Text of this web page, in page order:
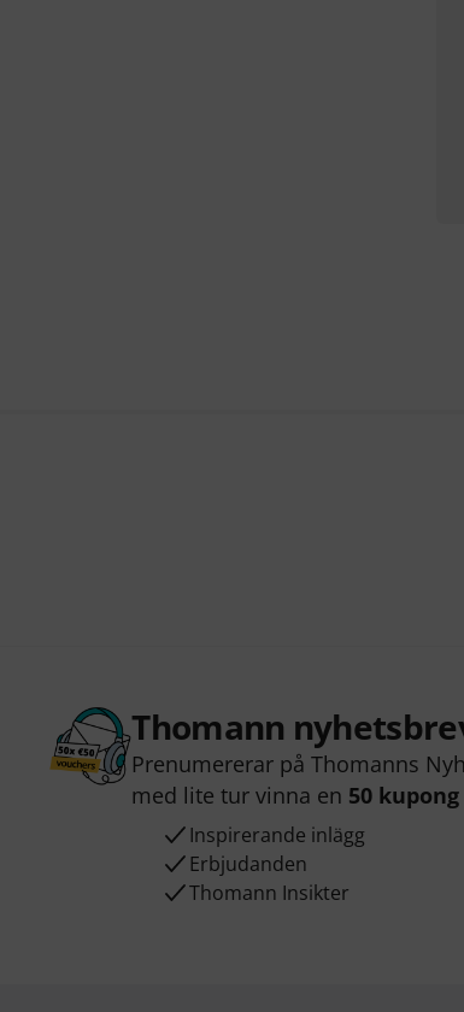
Thomann
Prenumererar på Thomanns
med lite tur vinna en 50 kupong
Inspirerande inlägg
Erbjudanden
Thomann Insikter